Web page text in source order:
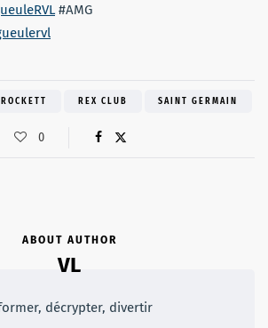
#AMG
REX CLUB SAINT GERMAIN
0
ABOUT AUTHOR
VL
décrypter, divertir